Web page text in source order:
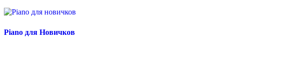
Piano для Новичков